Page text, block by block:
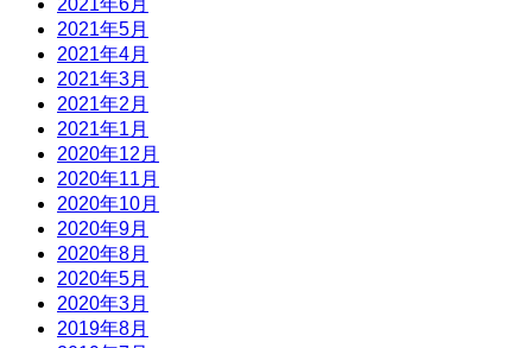
2021年5月
2021年4月
2021年3月
2021年2月
2021年1月
2020年12月
2020年11月
2020年10月
2020年9月
2020年8月
2020年5月
2020年3月
2019年8月